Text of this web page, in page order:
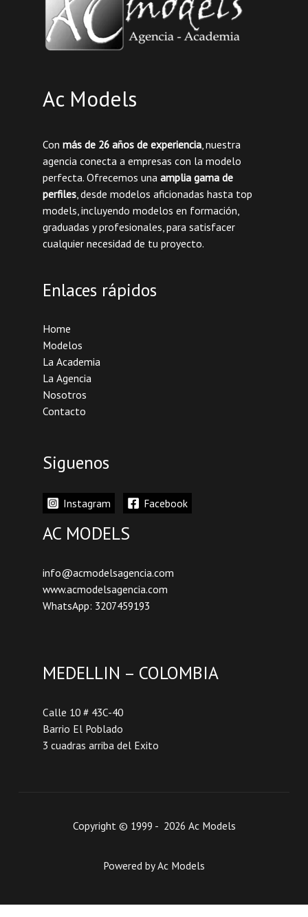
Ac Models
Con más de 26 años de experiencia, nuestra
agencia conecta a empresas con la modelo
perfecta. Ofrecemos una amplia gama de
perfiles, desde modelos aficionadas hasta top
models, incluyendo modelos en formación,
graduadas y profesionales, para satisfacer
cualquier necesidad de tu proyecto.
Enlaces rápidos
Home
Modelos
La Academia
La Agencia
Nosotros
Contacto
Siguenos
Instagram Facebook
AC MODELS
info@acmodelsagencia.com
www.acmodelsagencia.com
WhatsApp: 3207459193
MEDELLIN – COLOMBIA
Calle 10 # 43C-40
Barrio El Poblado
3 cuadras arriba del Exito
Copyright © 1999 - 2026 Ac Models
Powered by Ac Models